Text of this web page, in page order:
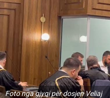
Foto nga gjyqi për dosjen Veliaj